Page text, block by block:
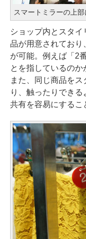
スマートミラーの上
ショップ内とスタ
品が用意されており
が可能。例えば「2
とを指しているのか
また、同じ商品を
り、触ったりでき
共有を容易にするこ